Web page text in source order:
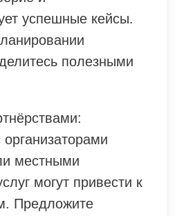
успешные кейсы.
полезными
местными
могут привести к
Предложите